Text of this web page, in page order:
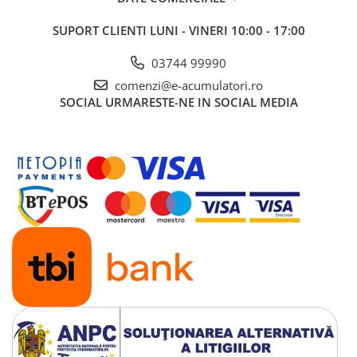
Acumulatori
Sisteme de prindere
OUTLET
Pompe de caldura
SUPORT CLIENTI LUNI - VINERI 10:00 - 17:00
03744 99990
comenzi@e-acumulatori.ro
SOCIAL URMARESTE-NE IN SOCIAL MEDIA